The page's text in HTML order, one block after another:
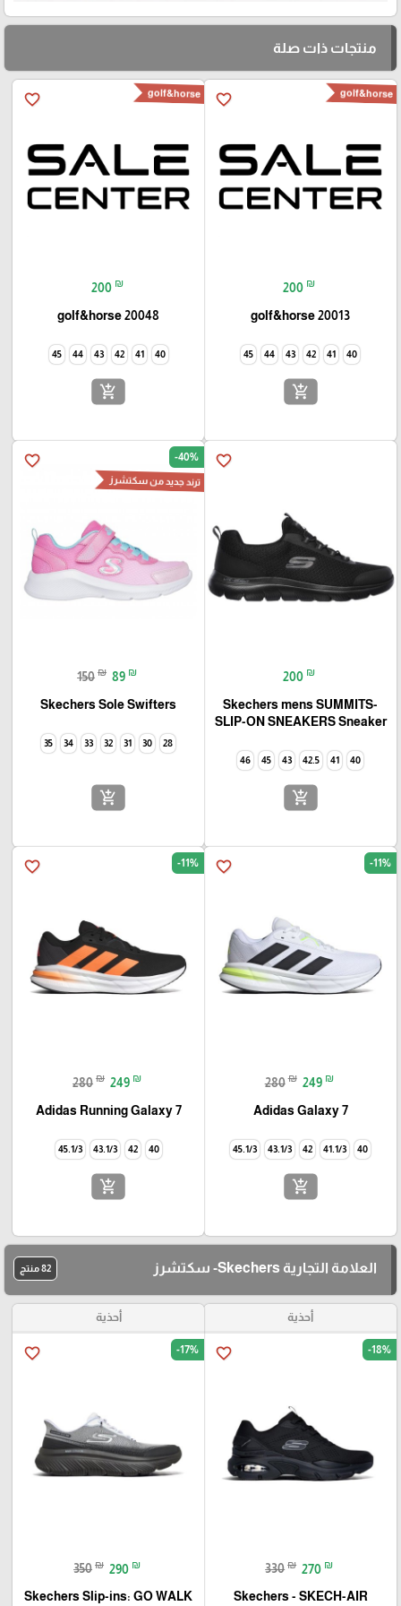
منتجات ذات صلة
favorite_border golf&horse
200 ₪
golf&horse 20013
40
41
42
43
44
45
add_shopping_cart
favorite_border golf&horse
200 ₪
golf&horse 20048
40
41
42
43
44
45
add_shopping_cart
favorite_border
200 ₪
Skechers mens SUMMITS-
SLIP-ON SNEAKERS Sneaker
40
41
42.5
43
45
46
add_shopping_cart
favorite_border -40%
ترند جديد من سكتشرز
150 ₪ 89 ₪
Skechers Sole Swifters
28
30
31
32
33
34
35
add_shopping_cart
favorite_border -11%
280 ₪ 249 ₪
Adidas Galaxy 7
40
41.1/3
42
43.1/3
45.1/3
add_shopping_cart
favorite_border -11%
280 ₪ 249 ₪
Adidas Running Galaxy 7
40
42
43.1/3
45.1/3
add_shopping_cart
العلامة التجارية Skechers- سكتشرز 82 منتج
أحذية
favorite_border -18%
330 ₪ 270 ₪
Skechers - SKECH-AIR
أحذية
favorite_border -17%
350 ₪ 290 ₪
Skechers Slip-ins: GO WALK